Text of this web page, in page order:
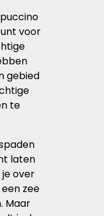
voor
gebied
te
laten
over
zee
Maar